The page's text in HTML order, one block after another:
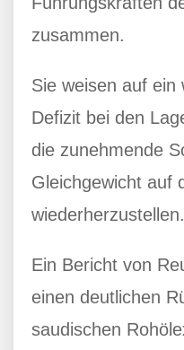
zusammen.
Sie weisen auf ein
Defizit bei den
die zunehmende
Gleichgewicht auf
wiederherzustellen.
Ein Bericht von
einen deutlichen
saudischen